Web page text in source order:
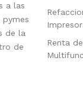
a las
pymes
de la
de
Renta